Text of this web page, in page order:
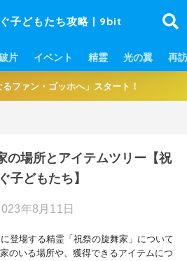
子どもたち攻略 | 9bit
片 イベント 精霊 光の翼 再訪
ファン・ゴッホへ」スタート！
の場所とアイテムツリー【祝
子どもたち】
年8月11日
登場する精霊「祝祭の旋舞家」について
のいる場所や、獲得できるアイテムにつ